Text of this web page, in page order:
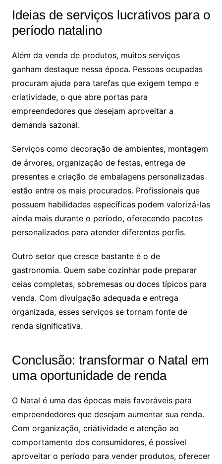
Ideias de serviços lucrativos para o
período natalino
Além da venda de produtos, muitos serviços
ganham destaque nessa época. Pessoas ocupadas
procuram ajuda para tarefas que exigem tempo e
criatividade, o que abre portas para
empreendedores que desejam aproveitar a
demanda sazonal.
Serviços como decoração de ambientes, montagem
de árvores, organização de festas, entrega de
presentes e criação de embalagens personalizadas
estão entre os mais procurados. Profissionais que
possuem habilidades específicas podem valorizá-las
ainda mais durante o período, oferecendo pacotes
personalizados para atender diferentes perfis.
Outro setor que cresce bastante é o de
gastronomia. Quem sabe cozinhar pode preparar
ceias completas, sobremesas ou doces típicos para
venda. Com divulgação adequada e entrega
organizada, esses serviços se tornam fonte de
renda significativa.
Conclusão: transformar o Natal em
uma oportunidade de renda
O Natal é uma das épocas mais favoráveis para
empreendedores que desejam aumentar sua renda.
Com organização, criatividade e atenção ao
comportamento dos consumidores, é possível
aproveitar o período para vender produtos, oferecer